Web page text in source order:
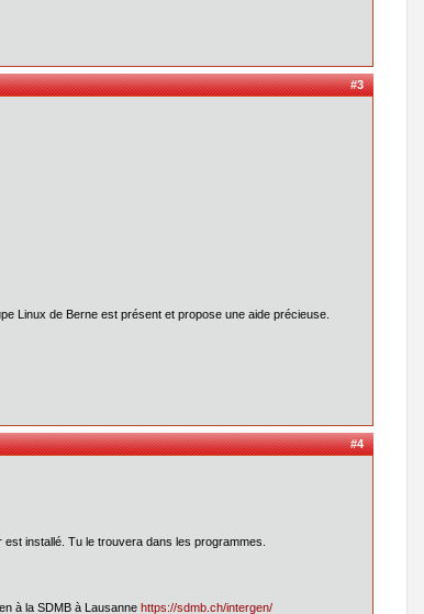
#3
Linux de Berne est présent et propose une aide précieuse.
#4
installé. Tu le trouvera dans les programmes.
à la SDMB à Lausanne https://sdmb.ch/intergen/